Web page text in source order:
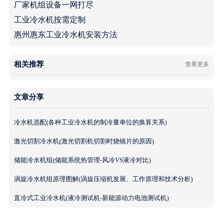
厂家机组设备一网打尽
工业冷水机按需定制
惠州惠东工业冷水机安装方法
相关推荐 查看更多
文章分享
冷水机选配(各种工业冷水机的制冷量单位的换算关系)
激光切割冷水机(激光切割机切割时烧镜片的原因)
储能冷水机组(储能系统热管理-风冷VS液冷对比)
涡旋冷水机组原理图解(涡旋压缩机发展、工作原理和技术分析)
直冷式工业冷水机(液冷测试机-新能源动力电池测试机)